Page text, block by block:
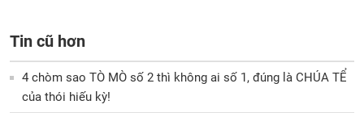
Tin cũ hơn
4 chòm sao TÒ MÒ số 2 thì không ai số 1, đúng là CHÚA TỂ
của thói hiếu kỳ!